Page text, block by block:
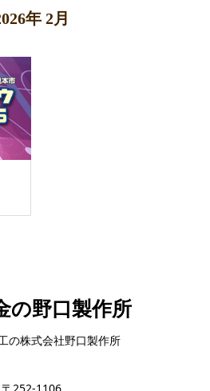
年 2月
の野口製作所
の株式会社野口製作所